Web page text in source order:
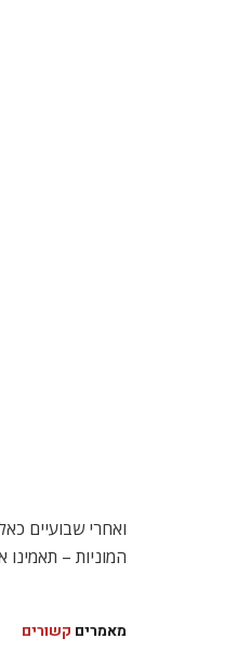
ואחרי שבועיים
המוניות –
מאמרים קשורים